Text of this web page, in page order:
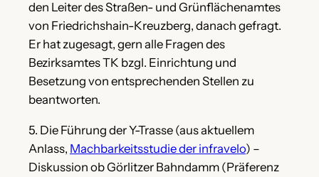
den Leiter des Straßen- und Grünflächenamtes
von Friedrichshain-Kreuzberg, danach gefragt.
Er hat zugesagt, gern alle Fragen des
Bezirksamtes TK bzgl. Einrichtung und
Besetzung von entsprechenden Stellen zu
beantworten.
5. Die Führung der Y-Trasse (aus aktuellem
Anlass, Machbarkeitsstudie der infravelo) –
Diskussion ob Görlitzer Bahndamm (Präferenz